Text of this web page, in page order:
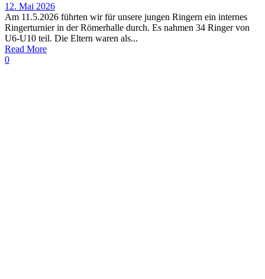
12. Mai 2026
Am 11.5.2026 führten wir für unsere jungen Ringern ein internes
Ringerturnier in der Römerhalle durch. Es nahmen 34 Ringer von
U6-U10 teil. Die Eltern waren als...
Read More
0